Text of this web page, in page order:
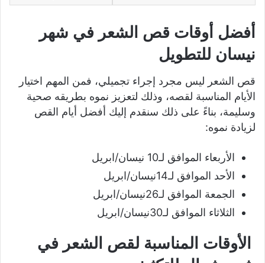
أفضل أوقات قص الشعر في شهر
نيسان للتطويل
قص الشعر ليس مجرد إجراء تجميلي، فمن المهم اختيار
الأيام المناسبة لقصه، وذلك لتعزيز نموه بطريقه صحية
وسليمة، بناءً على ذلك سنقدم إليك أفضل أيام القص
لزيادة نموه:
الأربعاء الموافق لـ10 نيسان/ابريل
الأحد الموافق لـ14نيسان/ابريل
الجمعة الموافق لـ26نيسان/ابريل
الثلاثاء الموافق لـ30نيسان/ابريل
الأوقات المناسبة لقص الشعر في